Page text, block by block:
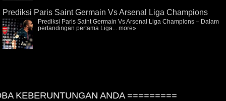
Prediksi Paris Saint Germain Vs Arsenal Liga Champions
Prediksi Paris Saint Germain Vs Arsenal Liga Champions – Dalam
pertandingan pertama Liga... more»
KEBERUNTUNGAN ANDA =========